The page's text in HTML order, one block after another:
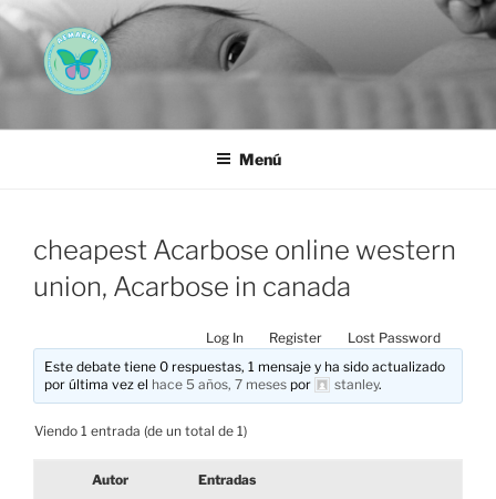
Saltar
al
contenido
AEMAREH
Menú
cheapest Acarbose online western
union, Acarbose in canada
Log In Register
Lost Password
Este debate tiene 0 respuestas, 1 mensaje y ha sido actualizado
por última vez el hace 5 años, 7 meses por stanley.
Viendo 1 entrada (de un total de 1)
Autor Entradas